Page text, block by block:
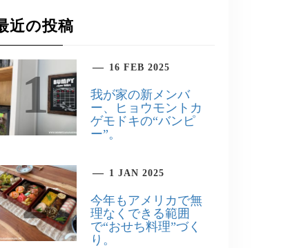
近の投稿
1 16 FEB 2025
我が家の新メンバ
ー、ヒョウモントカ
ゲモドキの“バンピ
ー”。
2 1 JAN 2025
今年もアメリカで無
理なくできる範囲
で“おせち料理”づく
り。